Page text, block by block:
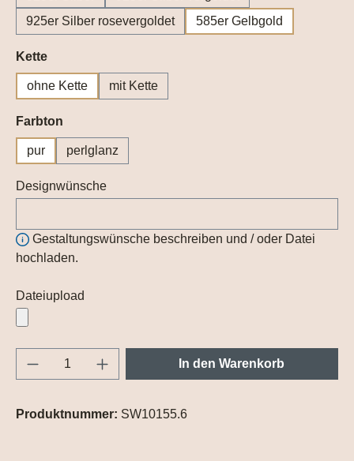
925er Silber rosevergoldet
585er Gelbgold
Ketteauswählen
ohne Kette mit Kette
Farbton
pur perlglanz
Designwünsche
Gestaltungswünsche beschreiben und / oder Datei
hochladen.
Dateiupload
Produkt Anzahl: Gib den gewünschten
In den Warenkorb
Produktnummer: SW10155.6